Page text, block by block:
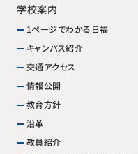
学校案内
1ページでわかる日福
キャンパス紹介
交通アクセス
情報公開
教育方針
沿革
教員紹介